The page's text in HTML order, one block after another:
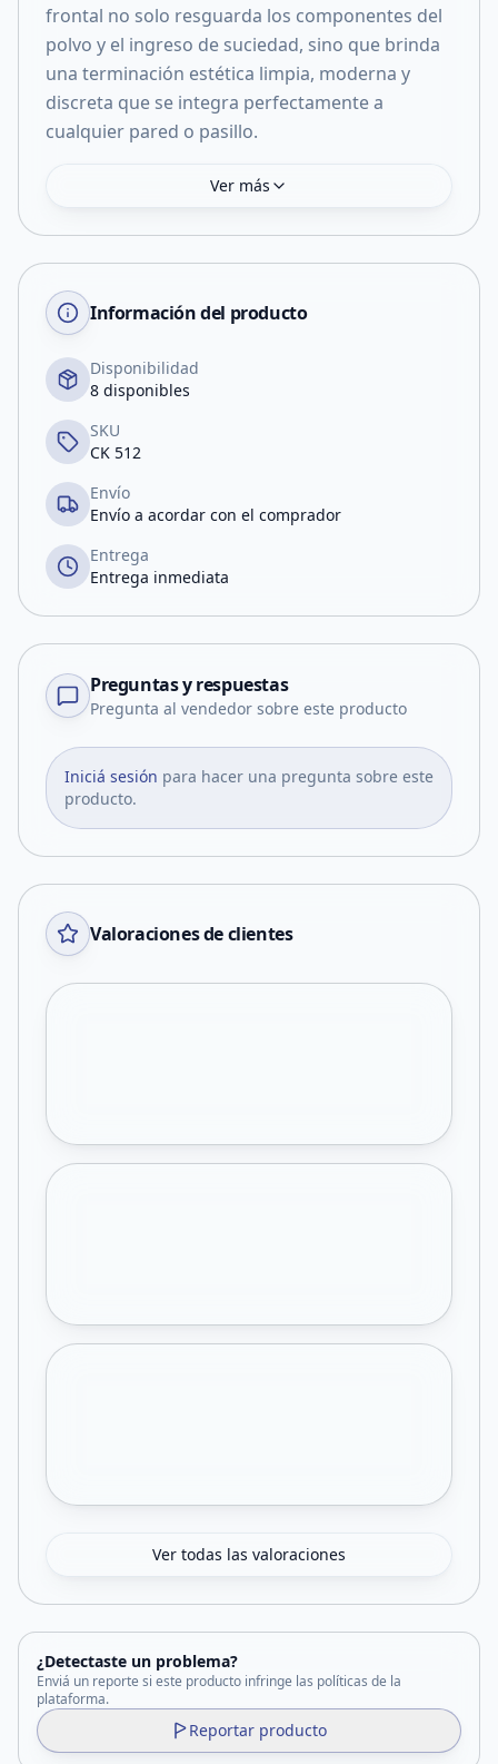
frontal no solo resguarda los componentes del
polvo y el ingreso de suciedad, sino que brinda
una terminación estética limpia, moderna y
discreta que se integra perfectamente a
cualquier pared o pasillo.
Ver más
Información del producto
Disponibilidad
8 disponibles
SKU
CK 512
Envío
Envío a acordar con el comprador
Entrega
Entrega inmediata
Preguntas y respuestas
Pregunta al vendedor sobre este producto
Iniciá sesión para hacer una pregunta sobre este
producto.
Valoraciones de clientes
Ver todas las valoraciones
¿Detectaste un problema?
Enviá un reporte si este producto infringe las políticas de la
plataforma.
Reportar producto